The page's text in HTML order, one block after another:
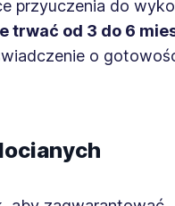
przyuczenia do
trwać od 3 do 6
o